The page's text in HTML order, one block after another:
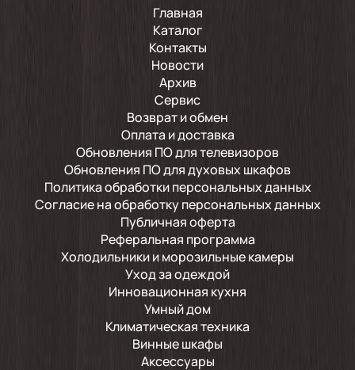
Главная
Каталог
Контакты
Новости
Архив
Сервис
Возврат и обмен
Оплата и доставка
Обновления ПО для телевизоров
Обновления ПО для духовых шкафов
Политика обработки персональных данных
Согласие на обработку персональных данных
Публичная оферта
Реферальная программа
Холодильники и морозильные камеры
Уход за одеждой
Инновационная кухня
Умный дом
Климатическая техника
Винные шкафы
Аксессуары